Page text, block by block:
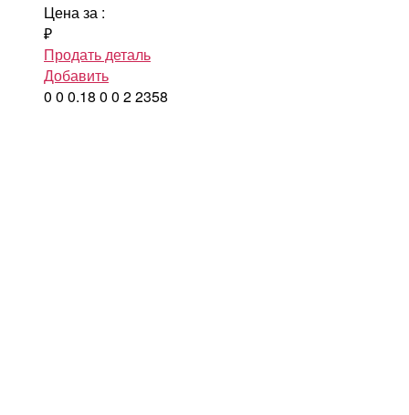
Цена за :
₽
Продать деталь
Добавить
0 0 0.18 0 0 22358